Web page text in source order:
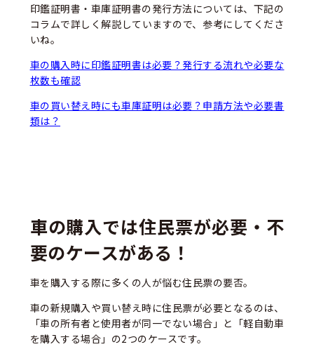
印鑑証明書・車庫証明書の発行方法については、下記の
コラムで詳しく解説していますので、参考にしてくださ
いね。
車の購入時に印鑑証明書は必要？発行する流れや必要な
枚数も確認
車の買い替え時にも車庫証明は必要？申請方法や必要書
類は？
車の購入では住民票が必要・不
要のケースがある！
車を購入する際に多くの人が悩む住民票の要否。
車の新規購入や買い替え時に住民票が必要となるのは、
「車の所有者と使用者が同一でない場合」と「軽自動車
を購入する場合」の2つのケースです。